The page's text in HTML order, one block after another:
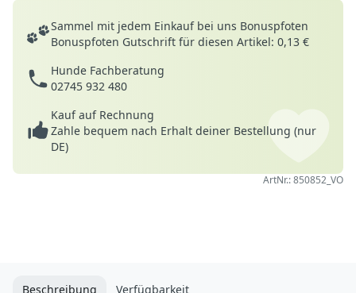
Deine Vorteile
Sammel mit jedem Einkauf bei uns Bonuspfoten
Bonuspfoten Gutschrift für diesen Artikel: 0,13 €
Hunde Fachberatung
02745 932 480
Kauf auf Rechnung
Zahle bequem nach Erhalt deiner Bestellung (nur
DE)
ArtNr.: 850852_VO
Beschreibung Verfügbarkeit